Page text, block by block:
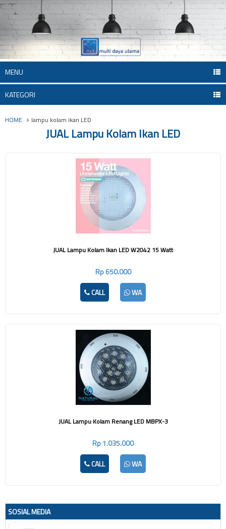
MENU
KATEGORI
HOME lampu kolam ikan LED
JUAL Lampu Kolam Ikan LED
JUAL Lampu Kolam Ikan LED W2042 15 Watt
Rp 650.000
CALL
WA
JUAL Lampu Kolam Renang LED MBPX-3
Rp 1.035.000
CALL
WA
SOSIAL MEDIA